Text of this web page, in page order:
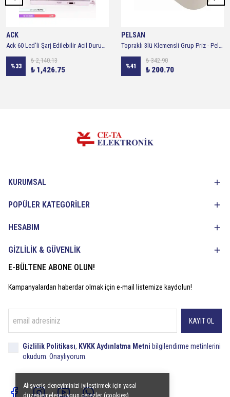
Alışveriş deneyiminizi iyileştirmek için yasal
düzenlemelere uygun çerezler (cookies)
ACK
Ack 60 Led'li Şarj Edilebilir Acil Durum Aydınlatması AC01-00330 4W Beyaz İç Mekan Kullanımı
%33
₺ 2,140.13
₺ 1,426.75
PELSAN
Topraklı 3lü Klemensli Grup Priz - Pelsan
%41
₺ 342.90
₺ 200.70
KURUMSAL
POPÜLER KATEGORİLER
HESABIM
GİZLİLİK & GÜVENLİK
E-BÜLTENE ABONE OLUN!
Kampanyalardan haberdar olmak için e-mail listemize kaydolun!
KAYIT OL
Gizlilik Politikası, KVKK Aydınlatma Metni bilgilendirme metinlerini
okudum. Onaylıyorum.